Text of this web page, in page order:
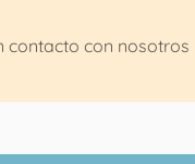
contacto con